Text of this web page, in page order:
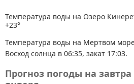
Температура воды на Озеро
+23°
Температура воды на Мертвом
Восход солнца в 06:35, закат 17:03.
Прогноз погоды на